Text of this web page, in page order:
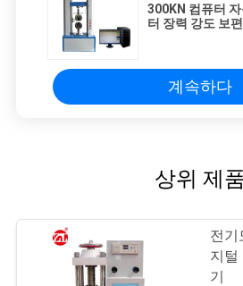
300KN 컴퓨터
터 장력 강도 보
계속하다
상위 제
전기
지털
기